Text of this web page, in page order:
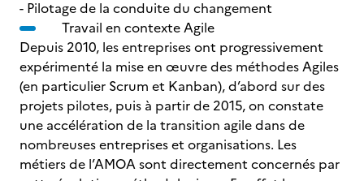
- Pilotage de la conduite du changement
Travail en contexte Agile
Depuis 2010, les entreprises ont progressivement
expérimenté la mise en œuvre des méthodes Agiles
(en particulier Scrum et Kanban), d’abord sur des
projets pilotes, puis à partir de 2015, on constate
une accélération de la transition agile dans de
nombreuses entreprises et organisations. Les
métiers de l’AMOA sont directement concernés par